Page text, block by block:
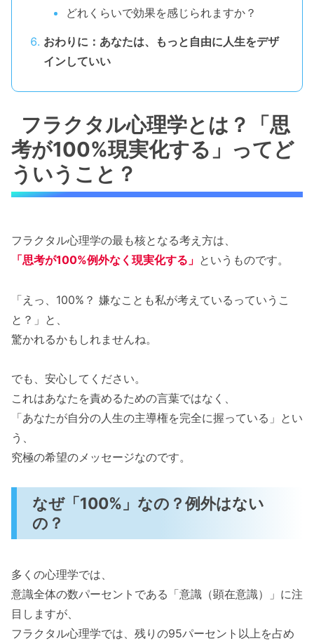
どれくらいで効果を感じられますか？
おわりに：あなたは、もっと自由に人生をデザ
インしていい
フラクタル心理学とは？「思
考が100%現実化する」ってど
ういうこと？
フラクタル心理学の最も核となる考え方は、
「思考が100%例外なく現実化する」 というものです。
「えっ、100%？ 嫌なことも私が考えているっていうこ
と？」と、
驚かれるかもしれませんね。
でも、安心してください。
これはあなたを責めるための言葉ではなく、
「あなたが自分の人生の主導権を完全に握っている」とい
う、
究極の希望のメッセージなのです。
なぜ「100%」なの？例外はない
の？
多くの心理学では、
意識全体の数パーセントである「意識（顕在意識）」に注
目しますが、
フラクタル心理学では、残りの95パーセント以上を占め